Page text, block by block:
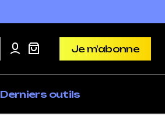
Je m'abonne
Derniers outils